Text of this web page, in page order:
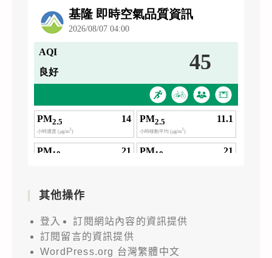
其他操作
登入
訂閱網站內容的資訊提供
訂閱留言的資訊提供
WordPress.org 台灣繁體中文